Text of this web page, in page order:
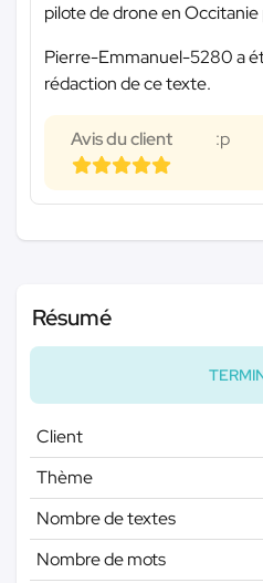
pilote de drone en
Pierre-Emmanuel-5280 a
rédaction de ce texte.
Avis du client :p
Résumé
Client
Thème
Nombre de textes
Nombre de mots